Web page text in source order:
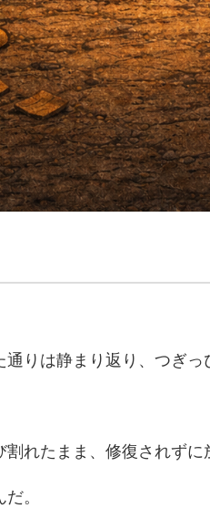
りは静まり返り、つぎっ
れたまま、修復されずに
。